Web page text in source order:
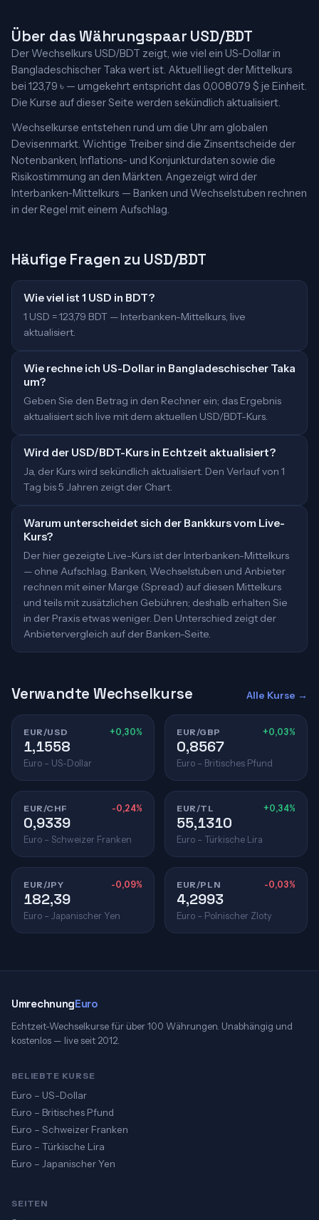
Über das Währungspaar USD/BDT
Der Wechselkurs USD/BDT zeigt, wie viel ein US-Dollar in
Bangladeschischer Taka wert ist. Aktuell liegt der Mittelkurs
bei 123,79 ৳ — umgekehrt entspricht das 0,008079 $ je Einheit.
Die Kurse auf dieser Seite werden sekündlich aktualisiert.
Wechselkurse entstehen rund um die Uhr am globalen
Devisenmarkt. Wichtige Treiber sind die Zinsentscheide der
Notenbanken, Inflations- und Konjunkturdaten sowie die
Risikostimmung an den Märkten. Angezeigt wird der
Interbanken-Mittelkurs — Banken und Wechselstuben rechnen
in der Regel mit einem Aufschlag.
Häufige Fragen zu USD/BDT
Wie viel ist 1 USD in BDT?
1 USD = 123,79 BDT — Interbanken-Mittelkurs, live
aktualisiert.
Wie rechne ich US-Dollar in Bangladeschischer Taka
um?
Geben Sie den Betrag in den Rechner ein; das Ergebnis
aktualisiert sich live mit dem aktuellen USD/BDT-Kurs.
Wird der USD/BDT-Kurs in Echtzeit aktualisiert?
Ja, der Kurs wird sekündlich aktualisiert. Den Verlauf von 1
Tag bis 5 Jahren zeigt der Chart.
Warum unterscheidet sich der Bankkurs vom Live-
Kurs?
Der hier gezeigte Live-Kurs ist der Interbanken-Mittelkurs
— ohne Aufschlag. Banken, Wechselstuben und Anbieter
rechnen mit einer Marge (Spread) auf diesen Mittelkurs
und teils mit zusätzlichen Gebühren; deshalb erhalten Sie
in der Praxis etwas weniger. Den Unterschied zeigt der
Anbietervergleich auf der Banken-Seite.
Verwandte Wechselkurse Alle Kurse →
EUR/USD +0,30%
1,1558
Euro – US-Dollar
EUR/GBP +0,03%
0,8567
Euro – Britisches Pfund
EUR/CHF -0,24%
0,9339
Euro – Schweizer Franken
EUR/TL +0,34%
55,1310
Euro – Türkische Lira
EUR/JPY -0,09%
182,39
Euro – Japanischer Yen
EUR/PLN -0,03%
4,2993
Euro – Polnischer Zloty
UmrechnungEuro
Echtzeit-Wechselkurse für über 100 Währungen. Unabhängig und
kostenlos — live seit 2012.
BELIEBTE KURSE
Euro – US-Dollar
Euro – Britisches Pfund
Euro – Schweizer Franken
Euro – Türkische Lira
Euro – Japanischer Yen
SEITEN